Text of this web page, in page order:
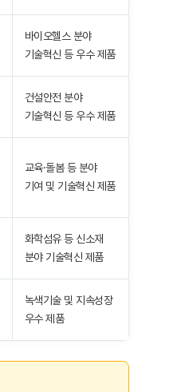
바이오헬스 분야
기술혁신 등 우수 제품
건설안전 분야
기술혁신 등 우수 제품
교육·돌봄 등 분야
기여 및 기술혁신 제품
화학섬유 등 신소재
분야 기술혁신 제품
녹색기술 및 지속성장
우수 제품